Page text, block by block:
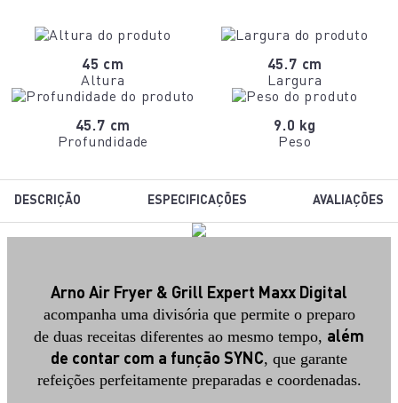
45 cm
Altura
45.7 cm
Largura
45.7 cm
Profundidade
9.0 kg
Peso
DESCRIÇÃO ESPECIFICAÇÕES AVALIAÇÕES
Arno Air Fryer & Grill Expert Maxx Digital
acompanha uma divisória que permite o preparo
de duas receitas diferentes ao mesmo tempo, além
de contar com a função SYNC, que garante
refeições perfeitamente preparadas e coordenadas.